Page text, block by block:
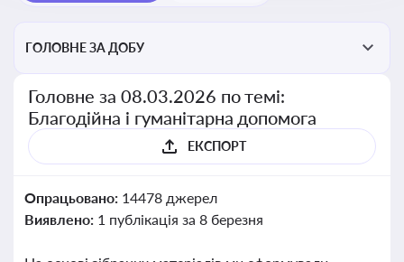
ГОЛОВНЕ ЗА ДОБУ
Головне за 08.03.2026 по темі:
Благодійна і гуманітарна допомога
ЕКСПОРТ
Опрацьовано: 14478 джерел
Виявлено: 1 публікація за 8 березня